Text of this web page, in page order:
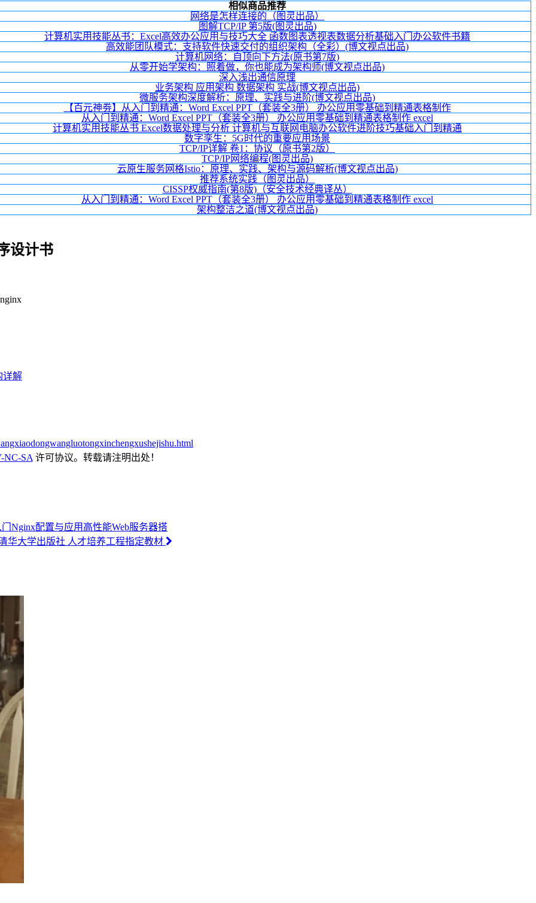
相似商品推荐
网络是怎样连接的（图灵出品）
图解TCP/IP 第5版(图灵出品)
计算机实用技能丛书：Excel高效办公应用与技巧大全 函数图表透视表数据分析基础入门办公软件书籍
高效能团队模式：支持软件快速交付的组织架构（全彩）(博文视点出品)
计算机网络：自顶向下方法(原书第7版)
从零开始学架构：照着做，你也能成为架构师(博文视点出品)
深入浅出通信原理
业务架构 应用架构 数据架构 实战(博文视点出品)
微服务架构深度解析：原理、实践与进阶(博文视点出品)
【百元神劵】从入门到精通：Word Excel PPT（套装全3册） 办公应用零基础到精通表格制作
从入门到精通：Word Excel PPT（套装全3册） 办公应用零基础到精通表格制作 excel
计算机实用技能丛书 Excel数据处理与分析 计算机与互联网电脑办公软件进阶技巧基础入门到精通
数字孪生：5G时代的重要应用场景
TCP/IP详解 卷1：协议（原书第2版）
TCP/IP网络编程(图灵出品)
云原生服务网格Istio：原理、实践、架构与源码解析(博文视点出品)
推荐系统实践（图灵出品）
CISSP权威指南(第8版)（安全技术经典译丛）
从入门到精通：Word Excel PPT（套装全3册） 办公应用零基础到精通表格制作 excel
架构整洁之道(博文视点出品)
设计书
详解
NC-SA 许可协议。转载请注明出处！
Nginx配置与应用高性能Web服务器搭
华大学出版社 人才培养工程指定教材